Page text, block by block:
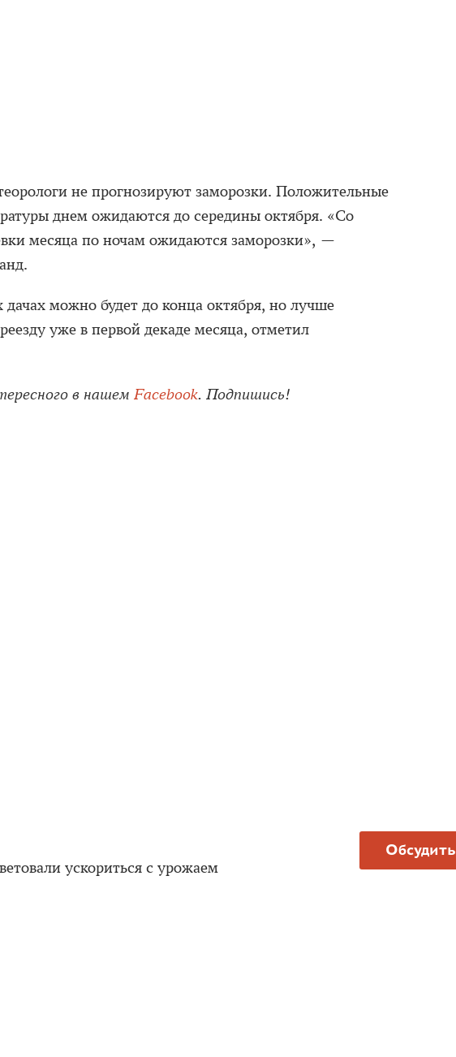
не прогнозируют заморозки. Положительные
днем ожидаются до середины октября. «Со
месяца по ночам ожидаются заморозки», —
можно будет до конца октября, но лучше
уже в первой декаде месяца, отметил
в нашем Facebook. Подпишись!
Обсудить
ускориться с урожаем